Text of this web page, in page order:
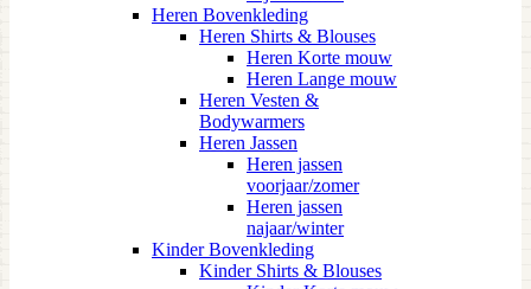
Heren Bovenkleding
Heren Shirts & Blouses
Heren Korte mouw
Heren Lange mouw
Heren Vesten &
Bodywarmers
Heren Jassen
Heren jassen
voorjaar/zomer
Heren jassen
najaar/winter
Kinder Bovenkleding
Kinder Shirts & Blouses